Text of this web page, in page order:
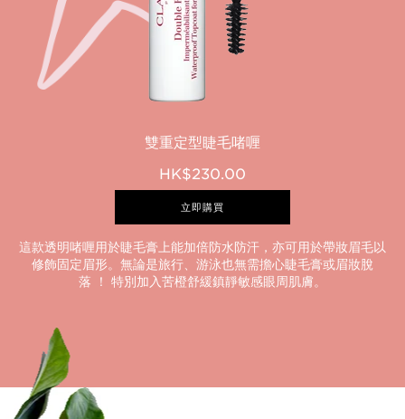
雙重定型睫毛啫喱
HK$230.00
立即購買
這款透明啫喱用於睫毛膏上能加倍防水防汗，亦可用於帶妝眉毛以
修飾固定眉形。無論是旅行、游泳也無需擔心睫毛膏或眉妝脫
落 ！ 特別加入苦橙舒緩鎮靜敏感眼周肌膚。